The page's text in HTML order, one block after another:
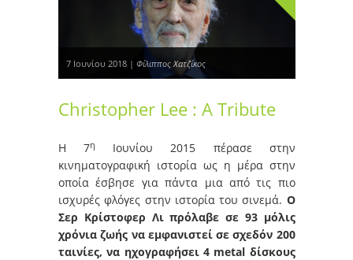
7 Ιουνίου 2018 | Φίλιππος Χατζίκος
Christopher Lee : A Tribute
Η 7η
Ιουνίου 2015 πέρασε στην
κινηματογραφική ιστορία ως η μέρα στην
οποία έσβησε για πάντα μια από τις πιο
ισχυρές φλόγες στην ιστορία του σινεμά. Ο
Σερ Κρίστοφερ Λι πρόλαβε σε 93 μόλις
χρόνια ζωής να εμφανιστεί σε σχεδόν 200
ταινίες, να ηχογραφήσει 4 metal δίσκους